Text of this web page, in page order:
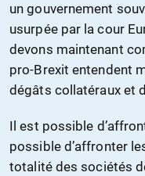
un gouvernement
usurpée par la cour
devons maintenant
pro-Brexit entendent
dégâts collatéraux et
Il est possible
possible d’affronter
totalité des sociétés